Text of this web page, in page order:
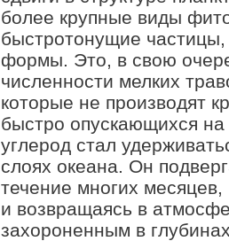
более крупные виды
быстротонущие
формы. Это, в свою
численности мелких
которые не производят
быстро опускающихся
углерод стал
слоях океана. Он
течение многих
и возвращаясь в
захороненным в